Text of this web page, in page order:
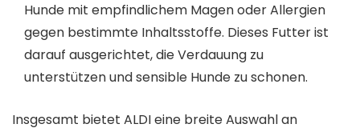
Hunde mit empfindlichem Magen oder Allergien
gegen bestimmte Inhaltsstoffe. Dieses Futter ist
darauf ausgerichtet, die Verdauung zu
unterstützen und sensible Hunde zu schonen.
Insgesamt bietet ALDI eine breite Auswahl an